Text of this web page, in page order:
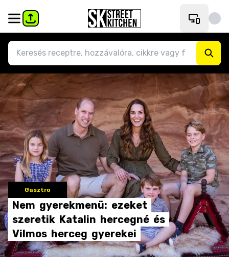
Gasztro
Nem gyerekmenü: ezeket
szeretik Katalin hercegné és
Vilmos herceg gyerekei